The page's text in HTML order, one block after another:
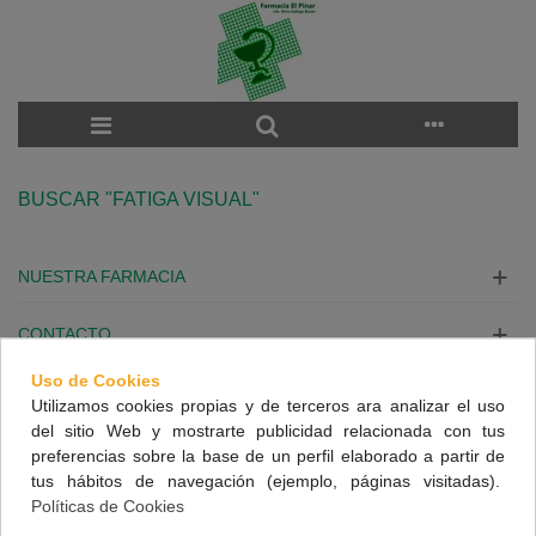
BUSCAR "FATIGA VISUAL"
NUESTRA FARMACIA
CONTACTO
INFORMACIÓN
SÍGUENOS
Uso de Cookies
Utilizamos cookies propias y de terceros ara analizar el uso
del sitio Web y mostrarte publicidad relacionada con tus
preferencias sobre la base de un perfil elaborado a partir de
tus hábitos de navegación (ejemplo, páginas visitadas).
Políticas de Cookies